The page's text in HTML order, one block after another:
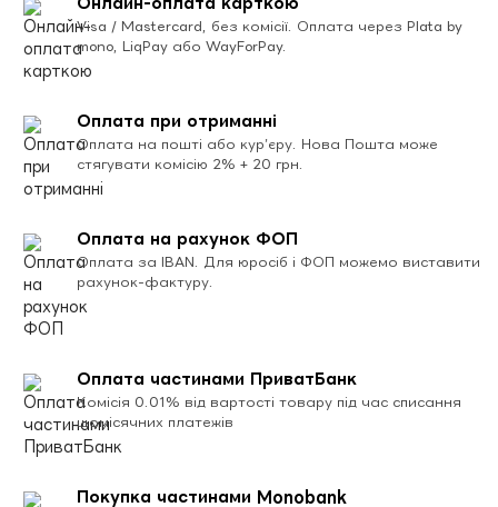
Visa / Mastercard, без комісії. Оплата через Plata by
mono, LiqPay або WayForPay.
Оплата при отриманні
Оплата на пошті або кур’єру. Нова Пошта може
стягувати комісію 2% + 20 грн.
Оплата на рахунок ФОП
Оплата за IBAN. Для юросіб і ФОП можемо виставити
рахунок-фактуру.
Оплата частинами ПриватБанк
Комісія 0.01% від вартості товару під час списання
щомісячних платежів
Покупка частинами Monobank